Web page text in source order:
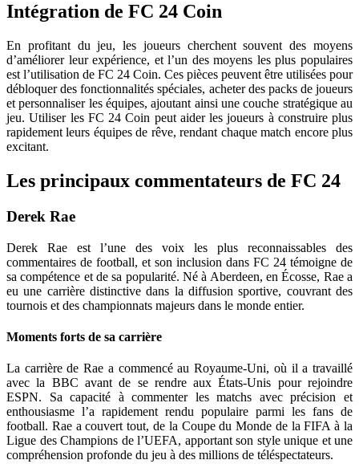
Intégration de FC 24 Coin
En profitant du jeu, les joueurs cherchent souvent des moyens
d’améliorer leur expérience, et l’un des moyens les plus populaires
est l’utilisation de FC 24 Coin. Ces pièces peuvent être utilisées pour
débloquer des fonctionnalités spéciales, acheter des packs de joueurs
et personnaliser les équipes, ajoutant ainsi une couche stratégique au
jeu. Utiliser les FC 24 Coin peut aider les joueurs à construire plus
rapidement leurs équipes de rêve, rendant chaque match encore plus
excitant.
Les principaux commentateurs de FC 24
Derek Rae
Derek Rae est l’une des voix les plus reconnaissables des
commentaires de football, et son inclusion dans FC 24 témoigne de
sa compétence et de sa popularité. Né à Aberdeen, en Écosse, Rae a
eu une carrière distinctive dans la diffusion sportive, couvrant des
tournois et des championnats majeurs dans le monde entier.
Moments forts de sa carrière
La carrière de Rae a commencé au Royaume-Uni, où il a travaillé
avec la BBC avant de se rendre aux États-Unis pour rejoindre
ESPN. Sa capacité à commenter les matchs avec précision et
enthousiasme l’a rapidement rendu populaire parmi les fans de
football. Rae a couvert tout, de la Coupe du Monde de la FIFA à la
Ligue des Champions de l’UEFA, apportant son style unique et une
compréhension profonde du jeu à des millions de téléspectateurs.